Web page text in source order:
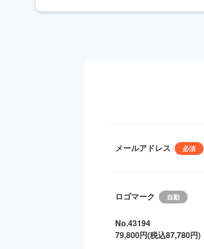
メールアドレス
ロゴマーク
No.43194
79,800円(税込87,780円)